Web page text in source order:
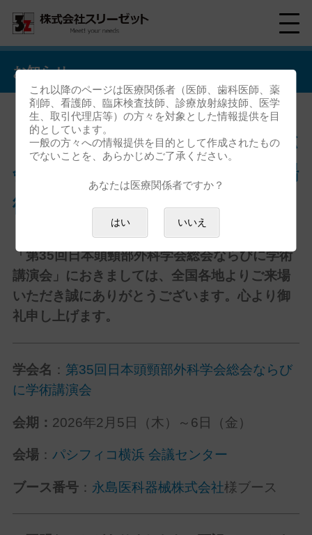
お知らせ
「第35回日本頭頸部外科学会総
会ならびに学術講演会」ご来場
御礼
「第35回日本頭頸部外科学会総会ならびに学術
講演会」におきましては、全国各地よりご来場
いただき誠にありがとうございます。心より御
礼申し上げます。
学会名 ： 第35回日本頭頸部外科学会総会ならび
に学術講演会
会期： 2026年2月5日（木）～6日（金）
会場： パシフィコ横浜 会議センター
ブース番号： 永島医科器械株式会社様ブース
これ以降のページは医療関係者（医師、歯科医師、薬
剤師、看護師、臨床検査技師、診療放射線技師、医学
生、取引代理店等）の方々を対象とした情報提供を目
的としています。
一般の方々への情報提供を目的として作成されたもの
でないことを、あらかじめご了承ください。
あなたは医療関係者ですか？
はい いいえ